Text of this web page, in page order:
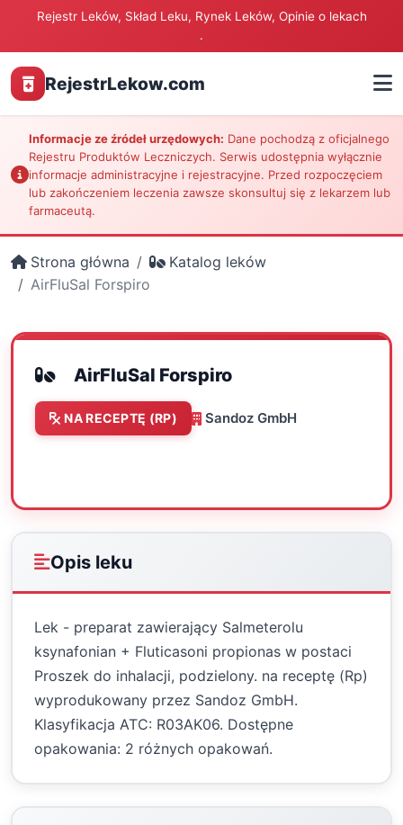
Rejestr Leków, Skład Leku, Rynek Leków, Opinie o lekach
.
RejestrLekow.com
Informacje ze źródeł urzędowych: Dane pochodzą z oficjalnego
Rejestru Produktów Leczniczych. Serwis udostępnia wyłącznie
informacje administracyjne i rejestracyjne. Przed rozpoczęciem
lub zakończeniem leczenia zawsze skonsultuj się z lekarzem lub
farmaceutą.
Strona główna
Katalog leków
AirFluSal Forspiro
AirFluSal Forspiro
NA RECEPTĘ (RP) Sandoz GmbH
Opis leku
Lek - preparat zawierający Salmeterolu
ksynafonian + Fluticasoni propionas w postaci
Proszek do inhalacji, podzielony. na receptę (Rp)
wyprodukowany przez Sandoz GmbH.
Klasyfikacja ATC: R03AK06. Dostępne
opakowania: 2 różnych opakowań.